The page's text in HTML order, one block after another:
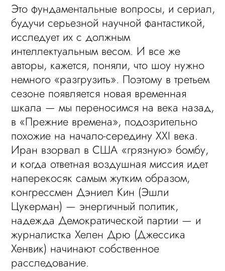
Это фундаментальные вопросы, и сериал,
будучи серьезной научной фантастикой,
исследует их с должным
интеллектуальным весом. И все же
авторы, кажется, поняли, что шоу нужно
немного «разгрузить». Поэтому в третьем
сезоне появляется новая временная
шкала — мы переносимся на века назад,
в «Прежние времена», подозрительно
похожие на начало-середину XXI века.
Иран взорвал в США «грязную» бомбу,
и когда ответная воздушная миссия идет
наперекосяк самым жутким образом,
конгрессмен Дэниел Кин (Эшли
Цукерман) — энергичный политик,
надежда Демократической партии — и
журналистка Хелен Дрю (Джессика
Хенвик) начинают собственное
расследование.